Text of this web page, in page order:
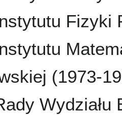
Fizyki
(1973-